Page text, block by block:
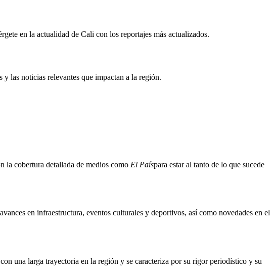
en la actualidad de Cali con los reportajes más actualizados.
y las noticias relevantes que impactan a la región.
la cobertura detallada de medios como El Paíspara estar al tanto de lo que sucede
en infraestructura, eventos culturales y deportivos, así como novedades en el
una larga trayectoria en la región y se caracteriza por su rigor periodístico y su